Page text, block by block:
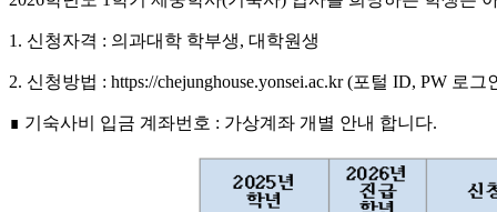
1. 신청자격 : 의과대학 학부생, 대학원생
2. 신청방법 : https://chejunghouse.yonsei.ac.kr (포털 ID, PW 로그
∎ 기숙사비 입금 계좌번호 : 가상계좌 개별 안내 합니다.